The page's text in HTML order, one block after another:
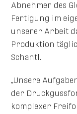
Abnehmer des
Fertigung im
unserer Arbeit
Produktion
Schantl.
„Unsere
der
komplexer